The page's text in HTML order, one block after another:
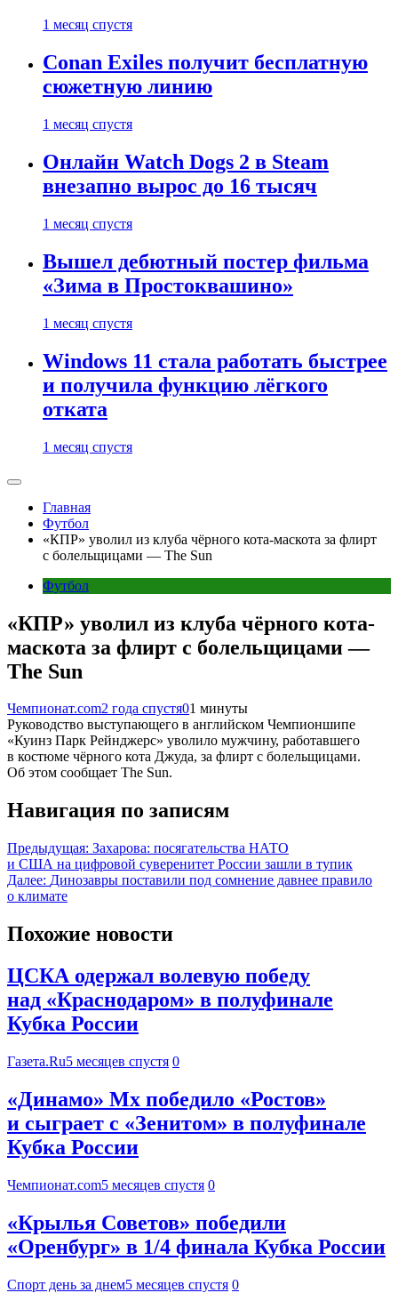
1 месяц спустя
Conan Exiles получит бесплатную
сюжетную линию
1 месяц спустя
Онлайн Watch Dogs 2 в Steam
внезапно вырос до 16 тысяч
1 месяц спустя
Вышел дебютный постер фильма
«Зима в Простоквашино»
1 месяц спустя
Windows 11 стала работать быстрее
и получила функцию лёгкого
отката
1 месяц спустя
Главная
Футбол
«КПР» уволил из клуба чёрного кота-маскота за флирт
с болельщицами — The Sun
Футбол
«КПР» уволил из клуба чёрного кота-
маскота за флирт с болельщицами —
The Sun
Чемпионат.com2 года спустя01 минуты
Руководство выступающего в английском Чемпионшипе
«Куинз Парк Рейнджерс» уволило мужчину, работавшего
в костюме чёрного кота Джуда, за флирт с болельщицами.
Об этом сообщает The Sun.
Навигация по записям
Предыдущая: Захарова: посягательства НАТО
и США на цифровой суверенитет России зашли в тупик
Далее: Динозавры поставили под сомнение давнее правило
о климате
Похожие новости
ЦСКА одержал волевую победу
над «Краснодаром» в полуфинале
Кубка России
Газета.Ru5 месяцев спустя 0
«Динамо» Мх победило «Ростов»
и сыграет с «Зенитом» в полуфинале
Кубка России
Чемпионат.com5 месяцев спустя 0
«Крылья Советов» победили
«Оренбург» в 1/4 финала Кубка России
Спорт день за днем5 месяцев спустя 0